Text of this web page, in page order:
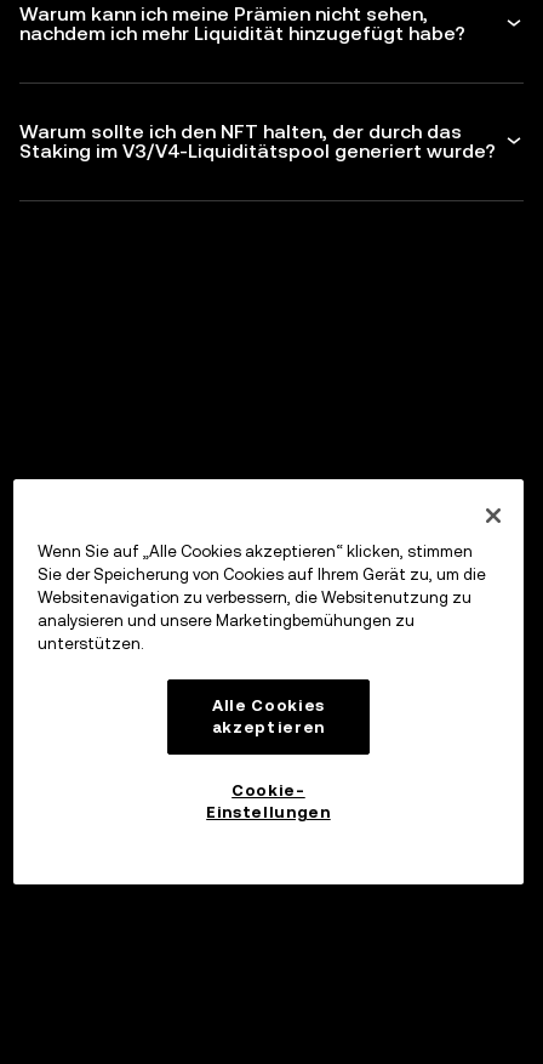
Warum kann ich meine Prämien nicht sehen,
nachdem ich mehr Liquidität hinzugefügt habe?
Warum sollte ich den NFT halten, der durch das
Staking im V3/V4-Liquiditätspool generiert wurde?
Wenn Sie auf „Alle Cookies akzeptieren“ klicken, stimmen
Sie der Speicherung von Cookies auf Ihrem Gerät zu, um die
Websitenavigation zu verbessern, die Websitenutzung zu
analysieren und unsere Marketingbemühungen zu
unterstützen.
Alle Cookies
akzeptieren
Cookie-
Einstellungen